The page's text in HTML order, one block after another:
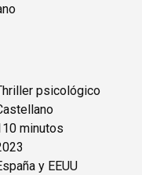
psicológico
minutos
y EEUU